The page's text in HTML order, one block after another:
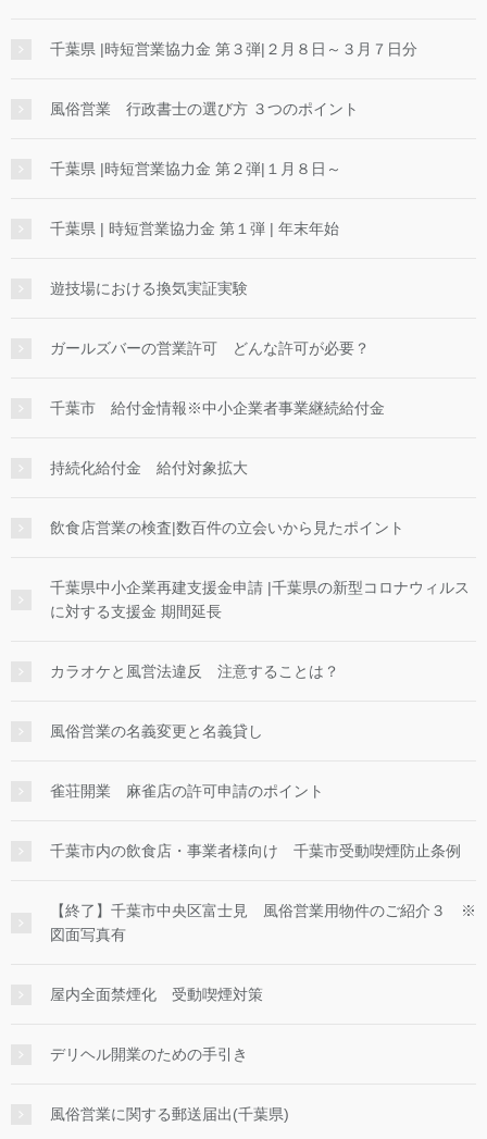
千葉県 |時短営業協力金 第３弾|２月８日～３月７日分
風俗営業 行政書士の選び方 ３つのポイント
千葉県 |時短営業協力金 第２弾|１月８日～
千葉県 | 時短営業協力金 第１弾 | 年末年始
遊技場における換気実証実験
ガールズバーの営業許可 どんな許可が必要？
千葉市 給付金情報※中小企業者事業継続給付金
持続化給付金 給付対象拡大
飲食店営業の検査|数百件の立会いから見たポイント
千葉県中小企業再建支援金申請 |千葉県の新型コロナウィルス
に対する支援金 期間延長
カラオケと風営法違反 注意することは？
風俗営業の名義変更と名義貸し
雀荘開業 麻雀店の許可申請のポイント
千葉市内の飲食店・事業者様向け 千葉市受動喫煙防止条例
【終了】千葉市中央区富士見 風俗営業用物件のご紹介３ ※
図面写真有
屋内全面禁煙化 受動喫煙対策
デリヘル開業のための手引き
風俗営業に関する郵送届出(千葉県)